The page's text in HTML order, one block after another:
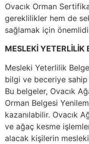
Ovacık Orman
gereklilikler hem de
sağlamak için
MESLEKİ YETERLİLİK
Mesleki Yeterlilik
bilgi ve beceriye
Bu belgeler, Ovacık
Orman Belgesi
kazanılabilir. Ovacık
ve ağaç kesme
alacak kişilerin